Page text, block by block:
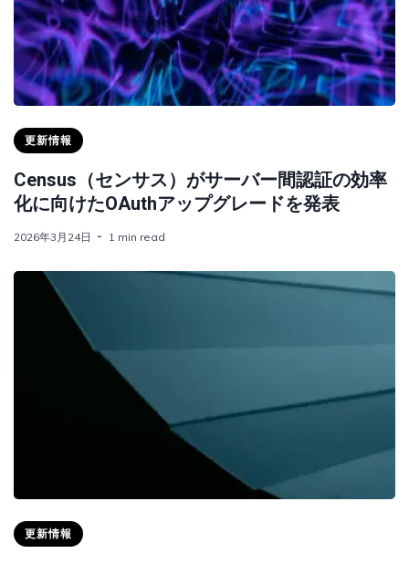
更新情報
Census（センサス）がサーバー間認証の効率
化に向けたOAuthアップグレードを発表
2026年3月24日 1 min read
更新情報